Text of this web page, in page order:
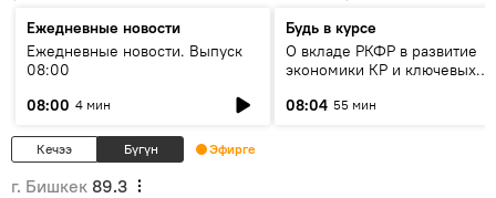
Ежедневные новости
Ежедневные новости. Выпуск
08:00
08:00 4 мин
Будь в курсе
О вкладе РКФР в развитие
экономики КР и ключевых
08:04 55 мин
Кечээ Бүгүн Эфирге
г. Бишкек 89.3